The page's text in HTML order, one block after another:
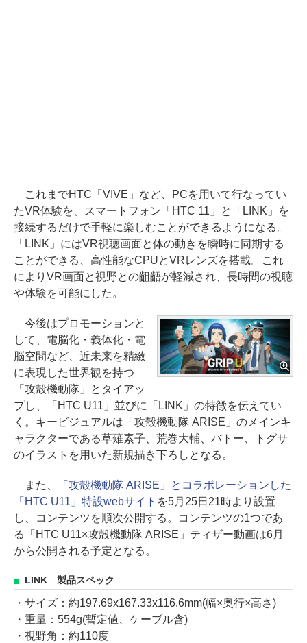
これまでHTC「VIVE」など、PCを用いて行なってい
たVR体験を、スマートフォン「HTC 11」と「LINK」を
接続するだけで手軽に楽しむことができるようになる。
「LINK」にはVR視聴画面と体の動きを瞬時に同期する
ことができる、高性能なCPUとVRレンズを搭載。これ
によりVR画面と視野との齟齬が軽減され、長時間の視聴
や体験を可能にした。
今後はプロモーションと
して、電脳化・義体化・電
脳空間など、近未来を精緻
に表現した世界観を持つ
「攻殻機動隊」とタイアッ
プし、「HTC U11」並びに「LINK」の特徴を伝えてい
く。キービジュアルは「攻殻機動隊 ARISE」のメインキ
ャラクターである草薙素子、荒巻大輔、バトー、トグサ
のイラストを用いた新規描き下ろしとなる。
また、
「攻殻機動隊 ARISE」とコラボレーションした
「HTC U11」特設webサイト を5月25日21時より設置
し、コンテンツを順次公開する。コンテンツの1つであ
る「HTC U11×攻殻機動隊 ARISE」ティザー動画は6月
から公開される予定となる。
LINK 製品スペック
・サイズ：約197.69x167.33x116.6mm(幅×奥行×高さ)
・重量：554g(暫定値、ケーブル含)
・視野角：約110度